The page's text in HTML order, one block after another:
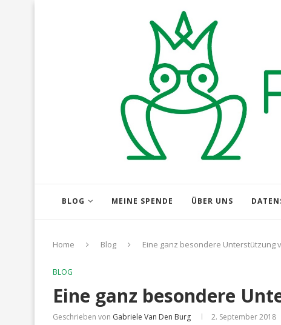
BLOG MEINE SPENDE ÜBER UNS
Home Blog Eine ganz besondere Unterstützung
BLOG
Eine ganz besondere
Geschrieben von Gabriele Van Den Burg 2. September 2018